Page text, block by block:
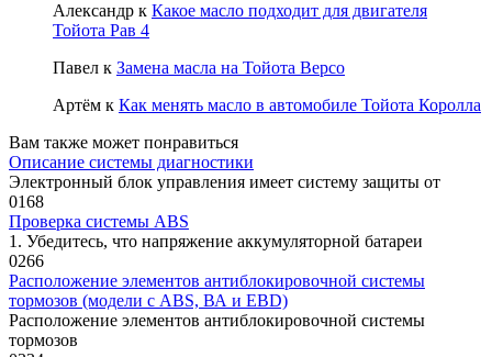
Александр к Какое масло подходит для двигателя
Тойота Рав 4
Павел к Замена масла на Тойота Версо
Артём к Как менять масло в автомобиле Тойота Королла
Вам также может понравиться
Описание системы диагностики
Электронный блок управления имеет систему защиты от
0168
Проверка системы ABS
1. Убедитесь, что напряжение аккуму­ляторной батареи
0266
Расположение элементов антиблокировочной системы
тормозов (модели с ABS, ВА и EBD)
Расположение элементов антиблокировочной системы
тормозов